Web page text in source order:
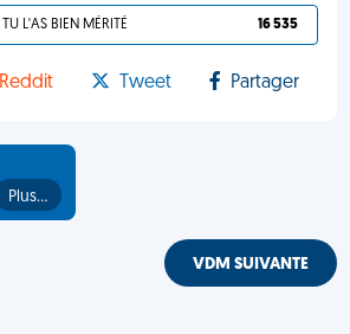
TU L'AS BIEN MÉRITÉ 16 535
Reddit Tweet Partager
Plus…
VDM SUIVANTE